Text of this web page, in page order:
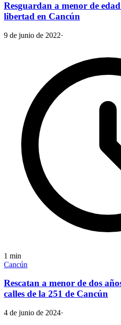
Resguardan a menor de
libertad en Cancún
9 de junio de 2022·
1 min
Cancún
Rescatan a menor de dos
calles de la 251 de Cancún
4 de junio de 2024·